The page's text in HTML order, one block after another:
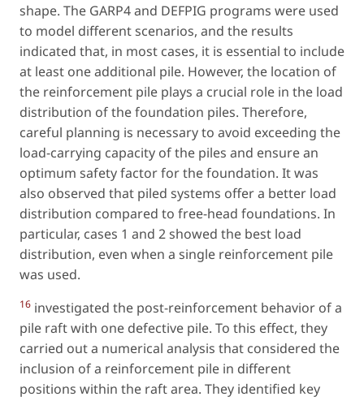
shape. The GARP4 and DEFPIG programs were used
to model different scenarios, and the results
indicated that, in most cases, it is essential to include
at least one additional pile. However, the location of
the reinforcement pile plays a crucial role in the load
distribution of the foundation piles. Therefore,
careful planning is necessary to avoid exceeding the
load-carrying capacity of the piles and ensure an
optimum safety factor for the foundation. It was
also observed that piled systems offer a better load
distribution compared to free-head foundations. In
particular, cases 1 and 2 showed the best load
distribution, even when a single reinforcement pile
was used.
16 investigated the post-reinforcement behavior of a
pile raft with one defective pile. To this effect, they
carried out a numerical analysis that considered the
inclusion of a reinforcement pile in different
positions within the raft area. They identified key